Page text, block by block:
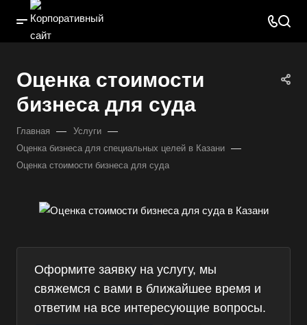
Оценка стоимости
бизнеса для суда
Главная — Услуги —
Оценка бизнеса для специальных целей в Казани —
Оценка стоимости бизнеса для суда
Оформите заявку на услугу, мы
свяжемся с вами в ближайшее время и
ответим на все интересующие вопросы.